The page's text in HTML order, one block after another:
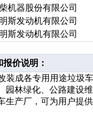
机器股份有限公司
斯发动机有限公司
斯发动机有限公司
价说明：
装成各专用用途垃圾车
园林绿化、公路建设维
生产厂，可为用户提